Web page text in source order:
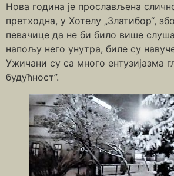
Нова година је прослављена
претходна, у Хотелу „Златибор“,
певачице да не би било више
напољу него унутра, биле су
Ужичани су са много ентузијазма
будућност”.